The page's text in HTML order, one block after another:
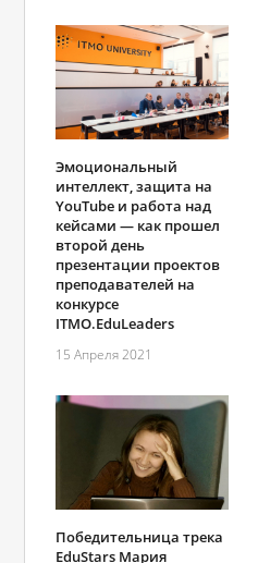
Эмоциональный
интеллект, защита на
YouTube и работа над
кейсами — как прошел
второй день
презентации проектов
преподавателей на
конкурсе
ITMO.EduLeaders
15 Апреля 2021
Победительница трека
EduStars Мария